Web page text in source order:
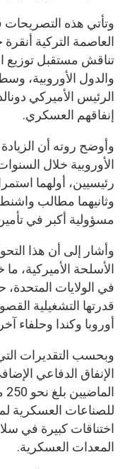
وتأتي هذه
العاصمة التركية
تناقش مستقبل توزيع
والدول الأوروبية،
الرئيس الأميركي
إنفاقهم العسكري.
وأوضح روته أن
الأوروبية خلال
رئيسيين، أولهما
وثانيهما مطالب
مسؤولية أكبر في
وأشار إلى أن هذا
الأسلحة الأميركية،
في الولايات
قدرتها التشغيلية
أوروبا وكندا وحلفاء
وبحسب التقديرات التي
الإنفاق الدفاعي
للصناعات العسكرية
اختناقات كبيرة في
المعدات العسكرية.